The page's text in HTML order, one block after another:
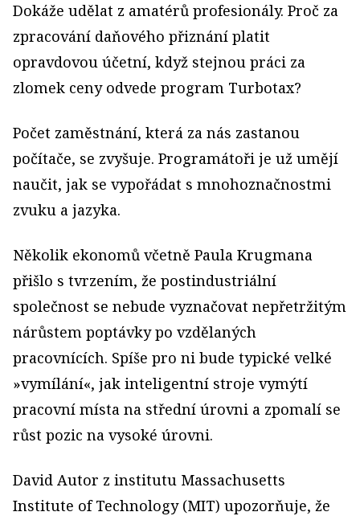
Dokáže udělat z amatérů profesionály. Proč za
zpracování daňového přiznání platit
opravdovou účetní, když stejnou práci za
zlomek ceny odvede program Turbotax?
Počet zaměstnání, která za nás zastanou
počítače, se zvyšuje. Programátoři je už umějí
naučit, jak se vypořádat s mnohoznačnostmi
zvuku a jazyka.
Několik ekonomů včetně Paula Krugmana
přišlo s tvrzením, že postindustriální
společnost se nebude vyznačovat nepřetržitým
nárůstem poptávky po vzdělaných
pracovnících. Spíše pro ni bude typické velké
»vymílání«, jak inteligentní stroje vymýtí
pracovní místa na střední úrovni a zpomalí se
růst pozic na vysoké úrovni.
David Autor z institutu Massachusetts
Institute of Technology (MIT) upozorňuje, že